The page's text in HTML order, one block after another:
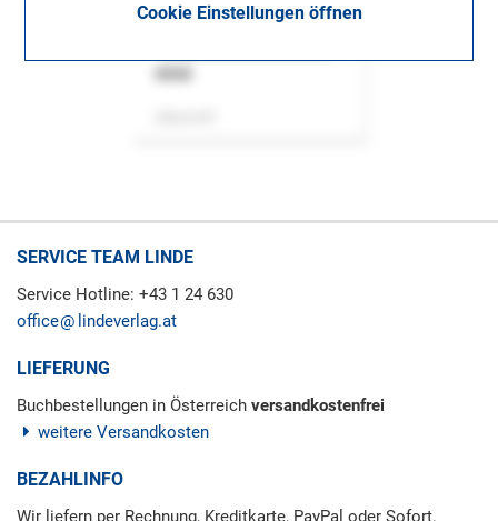
Cookie Einstellungen öffnen
SERVICE TEAM LINDE
Service Hotline: +43 1 24 630
office
lindeverlag.at
LIEFERUNG
Buchbestellungen in Österreich versandkostenfrei
weitere Versandkosten
BEZAHLINFO
Wir liefern per Rechnung, Kreditkarte, PayPal oder Sofort.